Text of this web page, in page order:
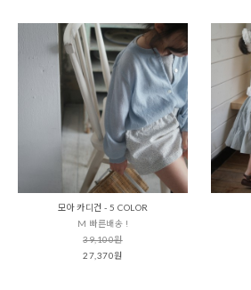
모아 카디건 - 5 COLOR
M 빠른배송 !
39,100원
27,370원